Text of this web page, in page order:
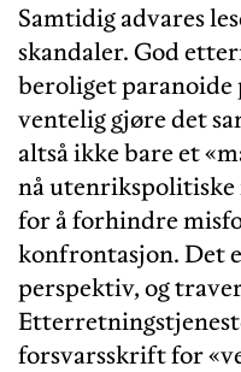
Samtidig advares
skandaler. God
beroliget
ventelig gjøre det
altså ikke bare et
nå utenrikspolitiske
for å forhindre
konfrontasjon. Det
perspektiv, og
forsvarsskrift for